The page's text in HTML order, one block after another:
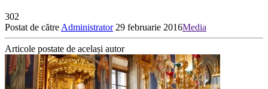
302
Postat de către Administrator 29 februarie 2016Media
Articole postate de același autor